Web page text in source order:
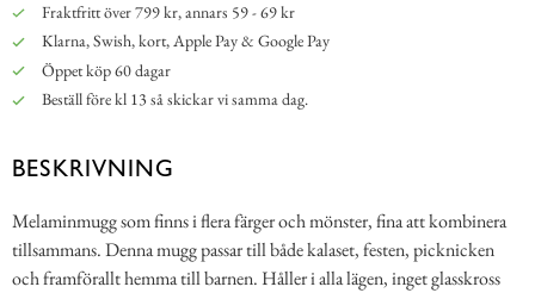
Fraktfritt över 799 kr, annars 59 - 69 kr
Klarna, Swish, kort, Apple Pay & Google Pay
Öppet köp 60 dagar
Beställ före kl 13 så skickar vi samma dag.
BESKRIVNING
Melaminmugg som finns i flera färger och mönster, fina att kombinera
tillsammans. Denna mugg passar till både kalaset, festen, picknicken
och framförallt hemma till barnen. Håller i alla lägen, inget glasskross